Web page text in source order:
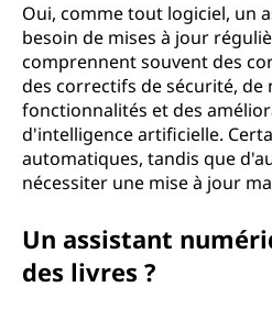
Oui, comme tout logiciel, un
besoin de mises à jour
comprennent souvent des
des correctifs de sécurité, de
fonctionnalités et des
d'intelligence artificielle.
automatiques, tandis que
nécessiter une mise à jour
Un assistant
des livres ?